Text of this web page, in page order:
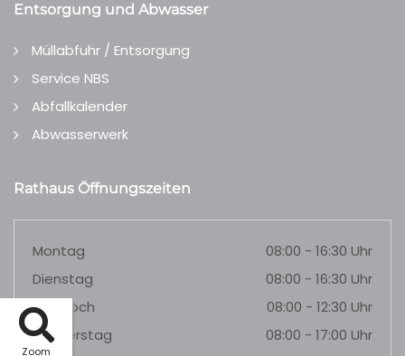
Zoom
Entsorgung und Abwasser
Müllabfuhr / Entsorgung
Service NBS
Abfallkalender
Abwasserwerk
Rathaus Öffnungszeiten
Montag
08:00 - 16:30 Uhr
Dienstag
08:00 - 16:30 Uhr
Mittwoch
08:00 - 12:30 Uhr
Donnerstag
08:00 - 17:00 Uhr